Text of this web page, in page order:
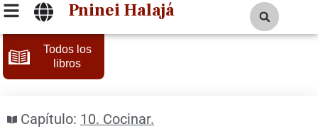
Pninei Halajá
Todos los
libros
Capítulo: 10. Cocinar.